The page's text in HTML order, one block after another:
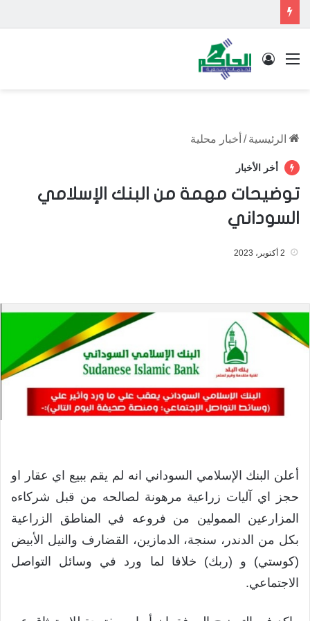
القائمة تسجيل الدخول
الرئيسية / أخبار محلية
أخر الأخبار
توضيحات مهمة من البنك الإسلامي
السوداني
2 أكتوبر، 2023
أعلن البنك الإسلامي السوداني انه لم يقم ببيع اي عقار او
حجز اي آليات زراعية مرهونة لصالحه من قبل شركاءه
المزارعين الممولين من فروعه في المناطق الزراعية
بكل من الدندر، سنجة، الدمازين، القضارف والنيل الأبيض
(كوستي) و (ربك) خلافا لما ورد في وسائل التواصل
الاجتماعي.